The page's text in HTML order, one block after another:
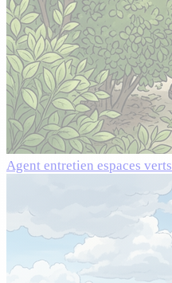
Agent entretien espaces verts